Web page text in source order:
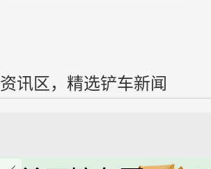
资讯区，精选铲车新闻